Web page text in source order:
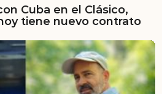
Cuba en el Clásico,
tiene nuevo contrato